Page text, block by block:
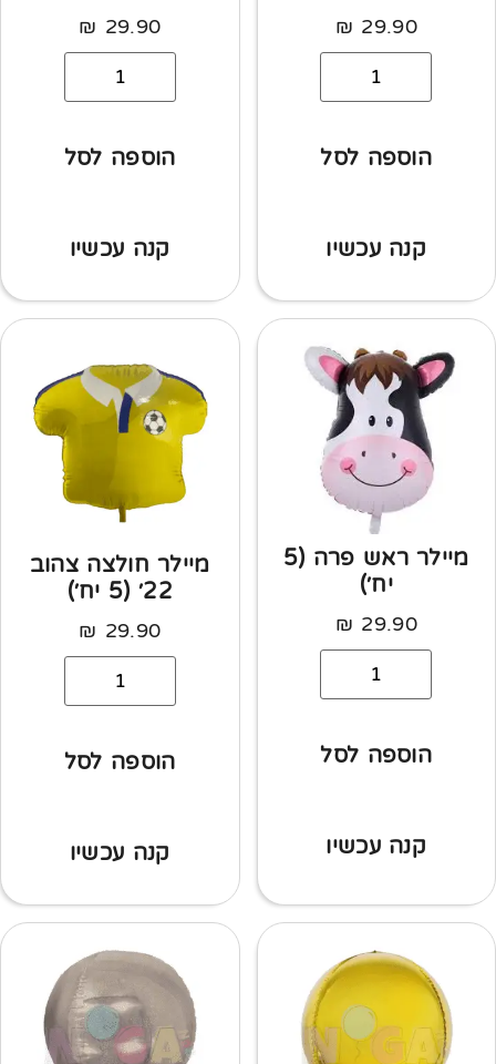
29.90
₪
הוספה לסל
קנה עכשיו
29.90
₪
הוספה לסל
קנה עכשיו
מיילר ראש פרה (5
יח׳)
29.90
₪
הוספה לסל
קנה עכשיו
מיילר חולצה צהוב
22׳ (5 יח׳)
29.90
₪
הוספה לסל
קנה עכשיו